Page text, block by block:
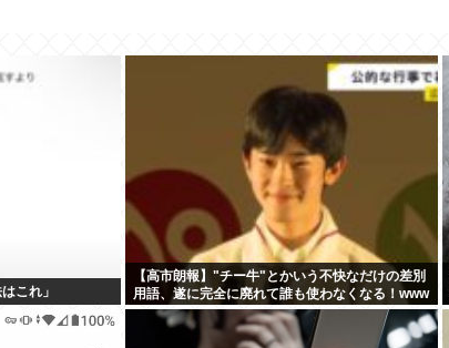
これ」
【高市朗報】"チー牛"とかいう不快なだけの差別
用語、遂に完全に廃れて誰も使わなくなる！www